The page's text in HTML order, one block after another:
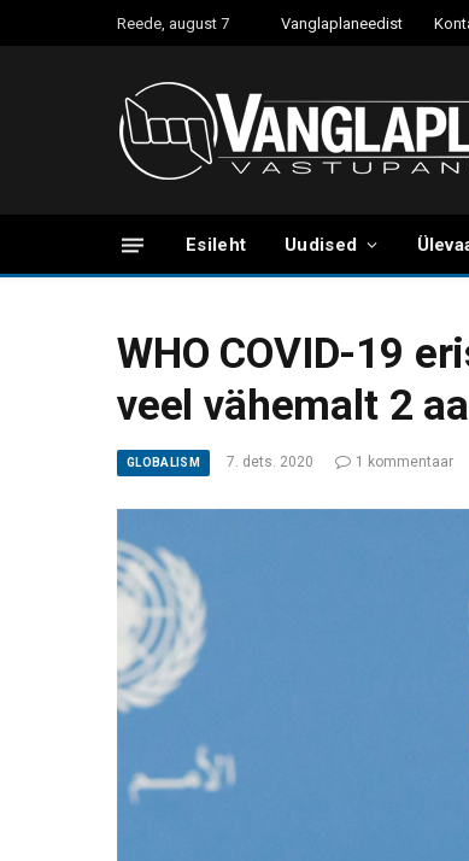
Reede, august 7 Vanglaplaneedist
Esileht Uudised
WHO COVID-19
veel vähemalt 2
GLOBALISM 7. dets. 2020 1 kommentaar